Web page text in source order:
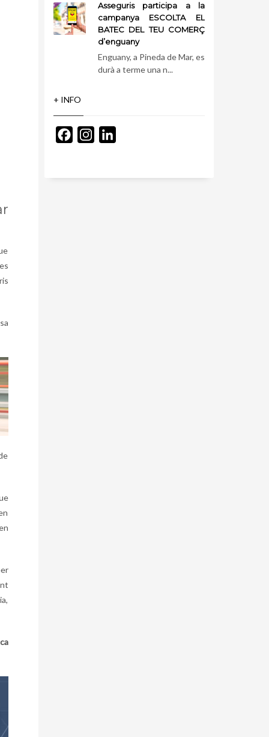
Asseguris participa a la
campanya ESCOLTA EL
BATEC DEL TEU COMERÇ
d’enguany
Enguany, a Pineda de Mar, es
durà a terme una n...
+ INFO
FacebookInstagram